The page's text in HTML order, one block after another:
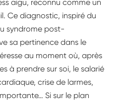
aigu, reconnu comme un
Ce diagnostic, inspiré du
syndrome post-
sa pertinence dans le
au moment où, après
à prendre sur soi, le salarié
crise de larmes,
Si sur le plan